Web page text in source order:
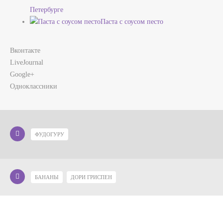
Петербурге
Паста с соусом песто
Вконтакте
LiveJournal
Google+
Одноклассники
ФУДОГУРУ
БАНАНЫ ДОРИ ГРИСПЕН